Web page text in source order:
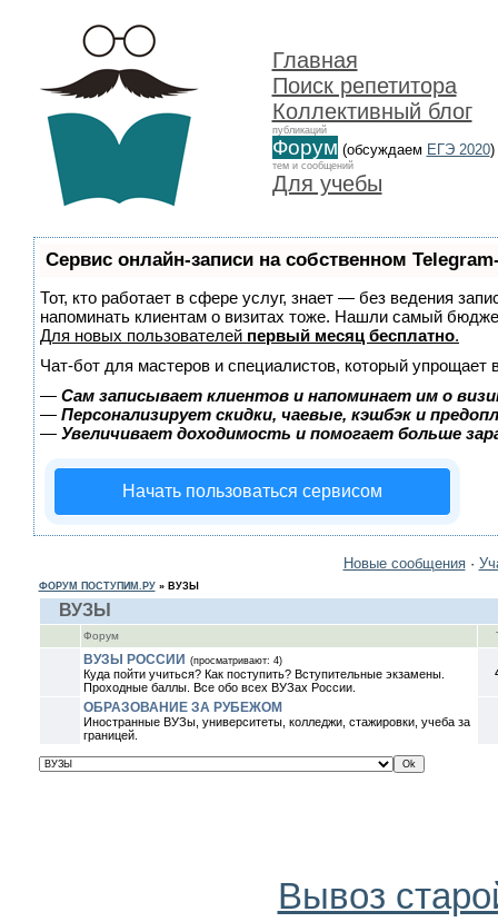
Главная
Поиск репетитора
Коллективный блог
публикаций
Форум (обсуждаем ЕГЭ 2020)
тем и сообщений
Для учебы
Сервис онлайн-записи на собственном
Тот, кто работает в сфере услуг, знает — без ведения
напоминать клиентам о визитах тоже. Нашли самый
Для новых пользователей первый месяц бесплатно.
Чат-бот для мастеров и специалистов, который упрощает
— Сам записывает клиентов и напоминает им о
— Персонализирует скидки, чаевые, кэшбэк и
— Увеличивает доходимость и помогает больше
Начать пользоваться сервисом
Новые сообщения·
ФОРУМ ПОСТУПИМ.РУ» ВУЗЫ
ВУЗЫ
Форум
ВУЗЫ РОССИИ (просматривают: 4)
Куда пойти учиться? Как поступить? Вступительные экзамены.
Проходные баллы. Все обо всех ВУЗах России.
ОБРАЗОВАНИЕ ЗА РУБЕЖОМ
Иностранные ВУЗы, университеты, колледжи, стажировки, учеба за
границей.
Вывоз